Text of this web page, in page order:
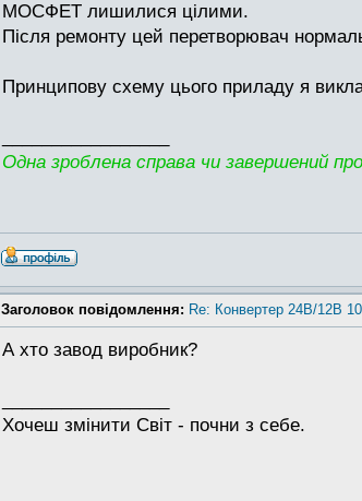
МОСФЕТ лишилися цілими.
Після ремонту цей перетворювач
Принципову схему цього приладу я
Одна зроблена справа чи завершений
Заголовок повідомлення: Re: Конвертер 24В/12В
А хто завод виробник?
Хочеш змінити Світ - почни з себе.